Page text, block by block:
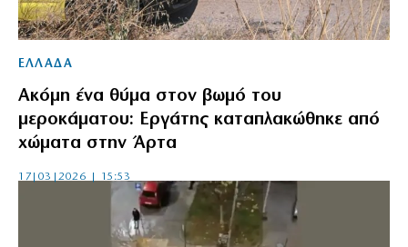
ΕΛΛΑΔΑ
Ακόμη ένα θύμα στον βωμό του
μεροκάματου: Εργάτης καταπλακώθηκε από
χώματα στην Άρτα
17|03|2026 | 15:53